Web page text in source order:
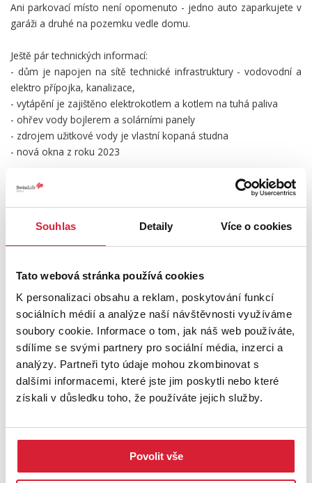
Souhlas Detaily Více o cookies
Tato webová stránka používá cookies
K personalizaci obsahu a reklam, poskytování funkcí
sociálních médií a analýze naší návštěvnosti využíváme
soubory cookie. Informace o tom, jak náš web používáte,
sdílíme se svými partnery pro sociální média, inzerci a
analýzy. Partneři tyto údaje mohou zkombinovat s
dalšími informacemi, které jste jim poskytli nebo které
získali v důsledku toho, že používáte jejich služby.
Povolit vše
Ani parkovací místo není opomenuto - jedno auto zaparkujete v
garáži a druhé na pozemku vedle domu.
Ještě pár technických informací:
- dům je napojen na sítě technické infrastruktury - vodovodní a
elektro přípojka, kanalizace,
- vytápění je zajištěno elektrokotlem a kotlem na tuhá paliva
- ohřev vody bojlerem a solárními panely
- zdrojem užitkové vody je vlastní kopaná studna
- nová okna z roku 2023
A co Vám nabízí obec Vyžlovka? Samoobsluhu, pizzerii,
restauraci, dvě zastávky autobusu, fotbalové hřiště, tenisové
nachází rozhledna Skalka a milovníci přírody mohou také zavítat
do přírodní rezervace Voděradské bučiny.
na okraji jste za pouhých 30 minut.
Tak co říkáte, je to ideální dům právě pro Vás?
Zavolejte a domluvíme se na společné prohlídce. Budu se na Vás
těšit, Vaše makléřka, Lenka Mazánková.
PODROBNOSTI
UMÍSTĚNÍ OBJEKTU